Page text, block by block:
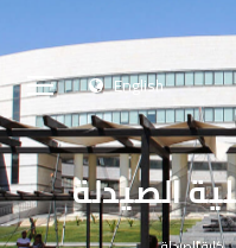
English
الصيدلة